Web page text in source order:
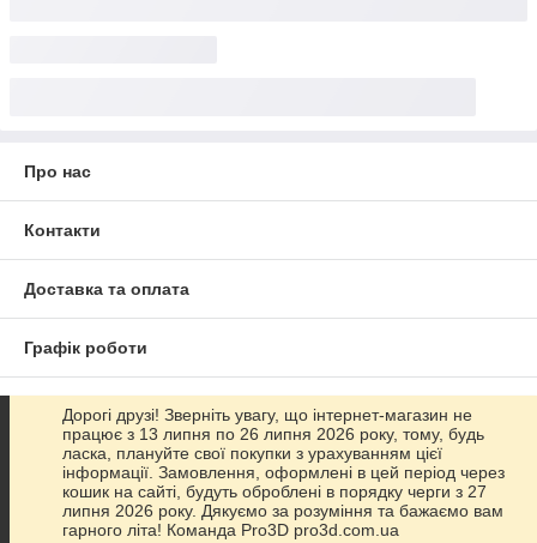
Про нас
Контакти
Доставка та оплата
Графік роботи
Повна версія сайту
Сайт створено на маркетплейсі Prom.ua
Політика конфіденційності
Дорогі друзі! Зверніть увагу, що інтернет-магазин не
працює з 13 липня по 26 липня 2026 року, тому, будь
ласка, плануйте свої покупки з урахуванням цієї
інформації. Замовлення, оформлені в цей період через
кошик на сайті, будуть оброблені в порядку черги з 27
липня 2026 року. Дякуємо за розуміння та бажаємо вам
гарного літа! Команда Pro3D pro3d.com.ua